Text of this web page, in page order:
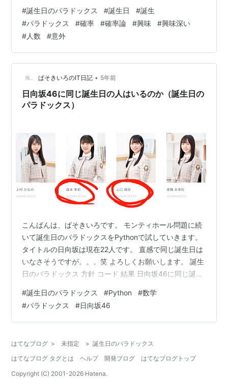
し、誕生日のパラドックスでは、比較的小さな人数でも
同じ誕生日を持つ人が予想以上に現れることがありま
す。 このパラドックスを説明するために、以下の要素を
考慮します： 確率の集中：人数が増えると、同じ誕生日
を持つ人が出現する確率が高まります。共通点の探索：
誕生日が異なる人同士の組み合…
#誕生日のパラドックス #誕生日 #誕生
#パラドックス #確率 #確率論 #興味 #興味深い
#人数 #意外
ぱそきいろのIT日記 • 5年前
日向坂46に同じ誕生日の人はいるのか（誕生日の
パラドックス）
こんばんは、ぱそきいろです。 モンティホール問題に続
いて誕生日のパラドックスをPythonで試していきます。
タイトルの日向坂は現在22人です。 直感で同じ誕生日は
いなさそうですが。。。笑 よろしくお願いします。 誕生
日のパラドックス 方針 コード 結果 日向坂46に同じ誕生
まれば、その中に誕生日が同一の2人（以上）がいる確率
が、50%を超えるか？ 誕生日のパラドックス -
Wikipedia直感でどれくらいだと思いますか？ 最初聞い
は23人です。 （解説はwikipediaを見てくださ…
#誕生日のパラドックス #Python #数学
#パラドックス #日向坂46
はてなブログ > 未指定 > 誕生日のパラドックス
はてなブログ タグとは
ヘルプ 開発ブログ
はてなブログトップ
Copyright (C) 2001-2026 Hatena.